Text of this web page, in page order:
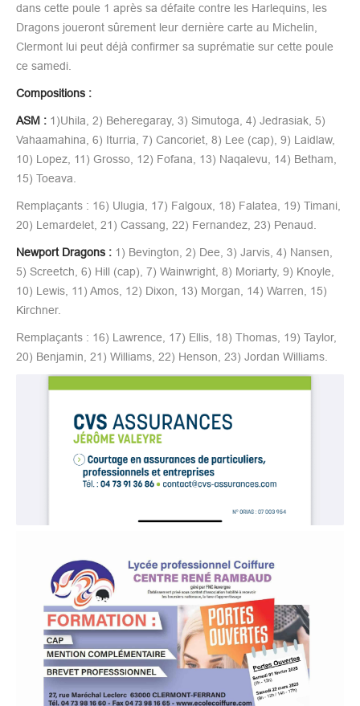
dans cette poule 1 après sa défaite contre les Harlequins, les
Dragons joueront sûrement leur dernière carte au Michelin,
Clermont lui peut déjà confirmer sa suprématie sur cette poule
ce samedi.
Compositions :
ASM : 1)Uhila, 2) Beheregaray, 3) Simutoga, 4) Jedrasiak, 5)
Vahaamahina, 6) Iturria, 7) Cancoriet, 8) Lee (cap), 9) Laidlaw,
10) Lopez, 11) Grosso, 12) Fofana, 13) Naqalevu, 14) Betham,
15) Toeava.
Remplaçants : 16) Ulugia, 17) Falgoux, 18) Falatea, 19) Timani,
20) Lemardelet, 21) Cassang, 22) Fernandez, 23) Penaud.
Newport Dragons : 1) Bevington, 2) Dee, 3) Jarvis, 4) Nansen,
5) Screetch, 6) Hill (cap), 7) Wainwright, 8) Moriarty, 9) Knoyle,
10) Lewis, 11) Amos, 12) Dixon, 13) Morgan, 14) Warren, 15)
Kirchner.
Remplaçants : 16) Lawrence, 17) Ellis, 18) Thomas, 19) Taylor,
20) Benjamin, 21) Williams, 22) Henson, 23) Jordan Williams.